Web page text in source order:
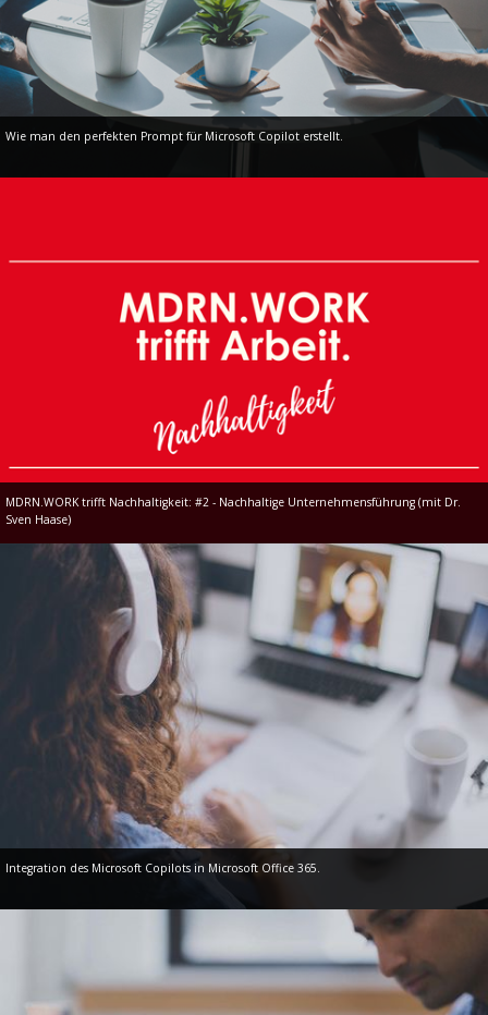
Wie man den perfekten Prompt für Microsoft Copilot erstellt.
MDRN.WORK trifft Nachhaltigkeit: #2 - Nachhaltige Unternehmensführung (mit Dr.
Sven Haase)
Integration des Microsoft Copilots in Microsoft Office 365.